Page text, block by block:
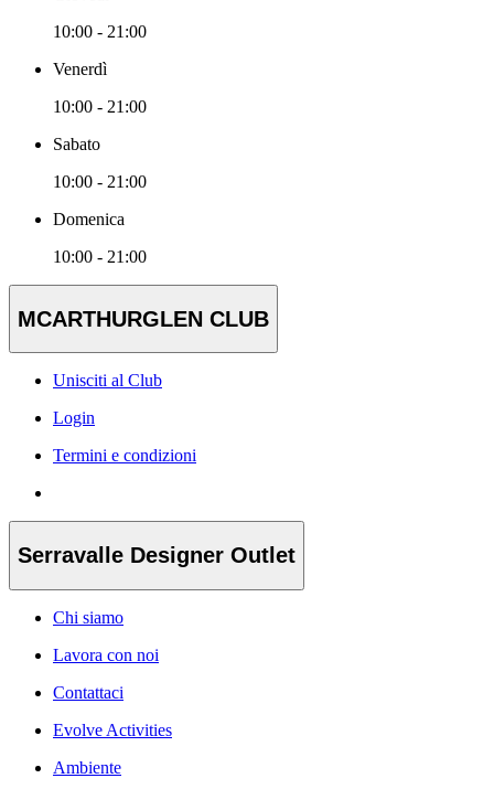
10:00 - 21:00
Venerdì
10:00 - 21:00
Sabato
10:00 - 21:00
Domenica
10:00 - 21:00
MCARTHURGLEN CLUB
Unisciti al Club
Login
Termini e condizioni
Serravalle Designer Outlet
Chi siamo
Lavora con noi
Contattaci
Evolve Activities
Ambiente